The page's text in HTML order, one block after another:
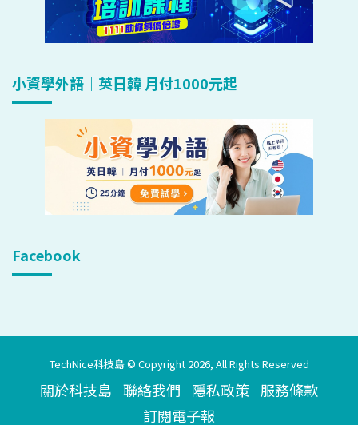
小資學外語｜英日韓 月付1000元起
Facebook
TechNice科技島 © Copyright 2026, All Rights Reserved
關於科技島 聯絡我們 隱私政策 服務條款
訂閱電子報